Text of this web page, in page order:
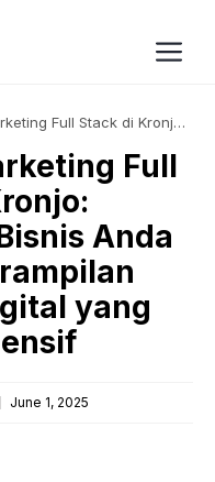
Full Stack di Kronjo:
Full
Anda
yang
June 1, 2025